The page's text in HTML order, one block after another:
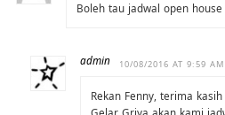
Boleh tau jadwal open
admin 10/08/2016 AT 9:59 AM
Rekan Fenny, terima
Gelar Griya akan kami